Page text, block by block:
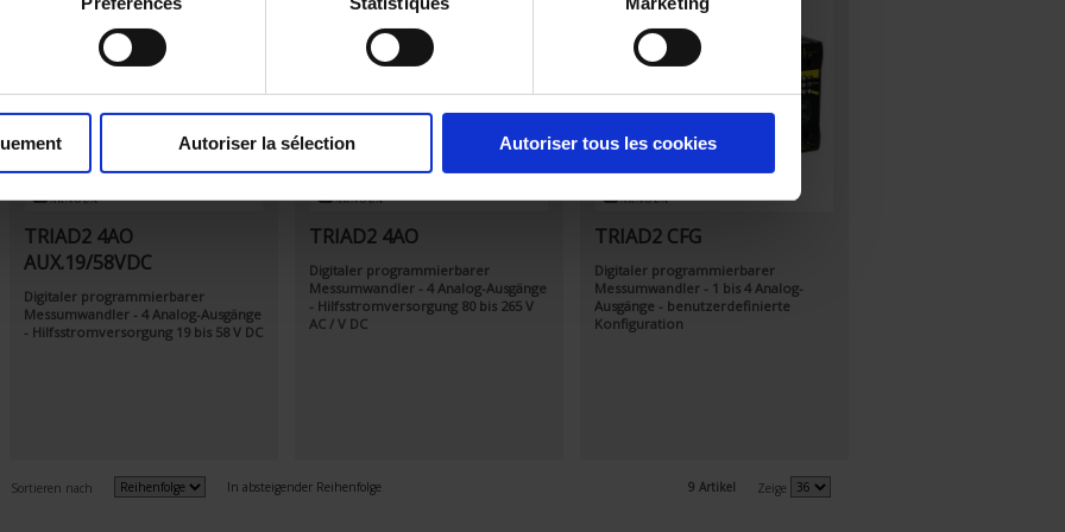
Autoriser la sélection Autoriser tous les cookies
TRIAD2 4AO
AUX.19/58VDC
Digitaler programmierbarer
Messumwandler - 4 Analog-Ausgänge
- Hilfsstromversorgung 19 bis 58 V DC
TRIAD2 4AO
Digitaler programmierbarer
Messumwandler - 4 Analog-Ausgänge
- Hilfsstromversorgung 80 bis 265 V
AC / V DC
TRIAD2 CFG
Digitaler programmierbarer
Messumwandler - 1 bis 4 Analog-
Ausgänge - benutzerdefinierte
Konfiguration
Sortieren nach In absteigender Reihenfolge 9 Artikel Zeige